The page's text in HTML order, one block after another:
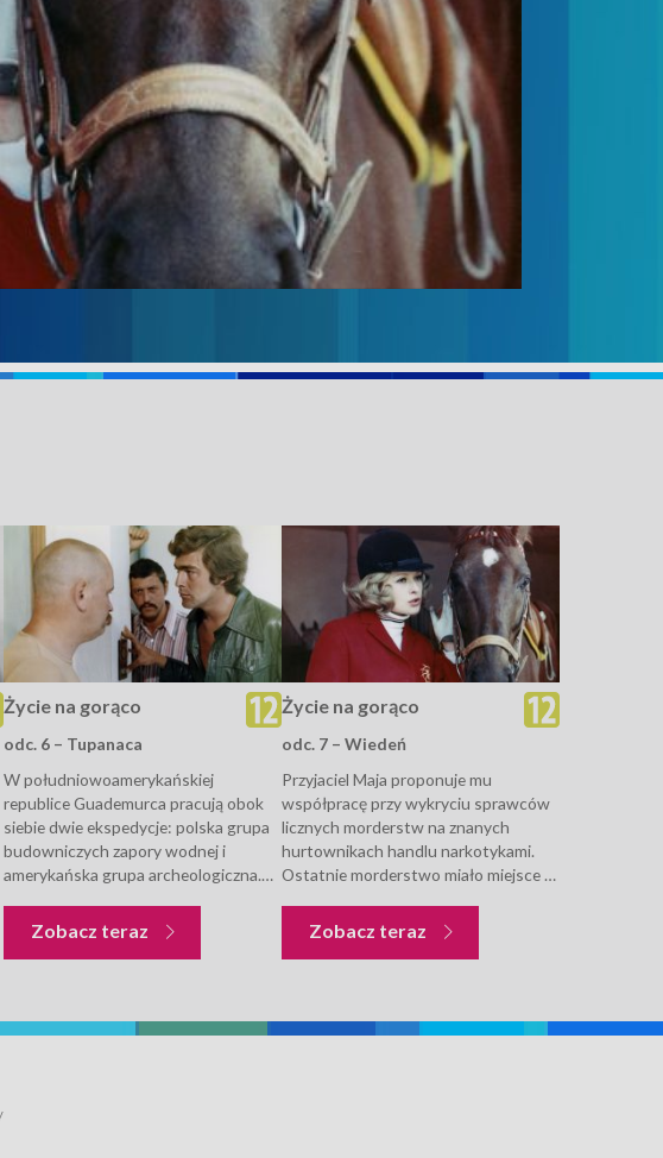
Życie na gorąco
odc. 6 – Tupanaca
W południowoamerykańskiej
republice Guademurca pracują obok
siebie dwie ekspedycje: polska grupa
budowniczych zapory wodnej i
amerykańska grupa archeologiczna.
w rozwiązaniu konfliktu między nimi.
Ktoś jednak chce zapobiec tej
Zobacz teraz Życie na gorąco
Życie na gorąco
odc. 7 – Wiedeń
Przyjaciel Maja proponuje mu
współpracę przy wykryciu sprawców
licznych morderstw na znanych
hurtownikach handlu narkotykami.
Ostatnie morderstwo miało miejsce w
Zobacz teraz Życie na gorąco